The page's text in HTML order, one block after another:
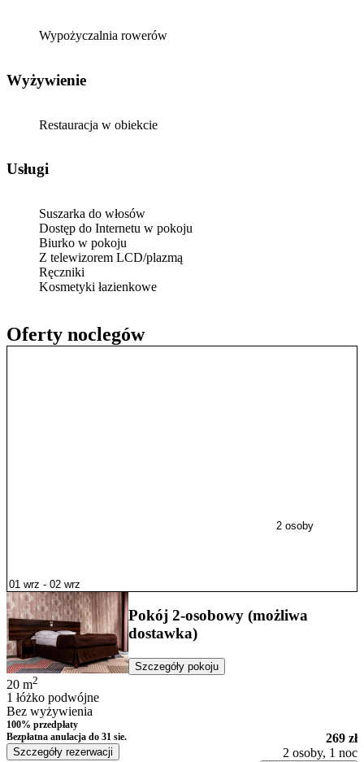
Oferty noclegów
2 osoby
Pokój 2-osobowy (możliwa
dostawka)
Szczegóły pokoju
20 m2
1 łóżko podwójne
Bez wyżywienia
100% przedpłaty
Bezpłatna anulacja do 31 sie.
Szczegóły rezerwacji
269 zł
2 osoby, 1 noc
Wypożyczalnia rowerów
Wyżywienie
Restauracja w obiekcie
Usługi
Suszarka do włosów
Dostęp do Internetu w pokoju
Biurko w pokoju
Z telewizorem LCD/plazmą
Ręczniki
Kosmetyki łazienkowe